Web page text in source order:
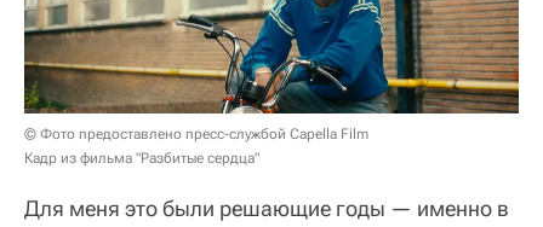
© Фото предоставлено пресс-службой Capella Film
Кадр из фильма "Разбитые сердца"
Для меня это были решающие годы — именно в